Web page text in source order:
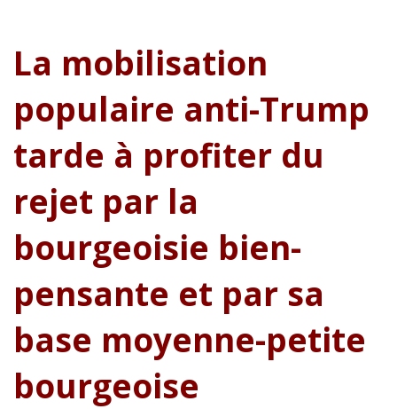
La mobilisation
populaire anti-Trump
tarde à profiter du
rejet par la
bourgeoisie bien-
pensante et par sa
base moyenne-petite
bourgeoise